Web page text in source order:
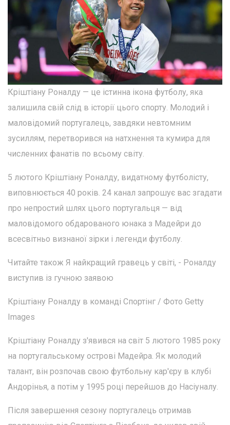
Кріштіану Роналду — це істинна ікона футболу, яка
залишила свій слід в історії цього спорту. Молодий і
маловідомий португалець, завдяки невтомним
зусиллям, перетворився на натхнення та кумира для
численних фанатів по всьому світу.
5 лютого Кріштіану Роналду, видатному футболісту,
виповнюється 40 років. 24 канал запрошує вас згадати
про непростий шлях цього португальця — від
маловідомого обдарованого юнака з Мадейри до
всесвітньо визнаної зірки і легенди футболу.
Читайте також Я найкращий гравець у світі, - Роналду
виступив із гучною заявою
Кріштіану Роналду в команді Спортінг / Фото Getty
Images
Кріштіану Роналду з'явився на світ 5 лютого 1985 року
на португальському острові Мадейра. Як молодий
талант, він розпочав свою футбольну кар'єру в клубі
Андорінья, а потім у 1995 році перейшов до Насіуналу.
Після завершення сезону португалець отримав